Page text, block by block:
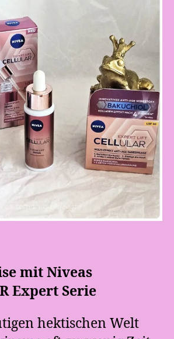
mit Niveas
Expert Serie
hektischen Welt